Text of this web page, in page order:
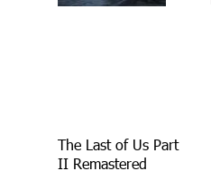
The Last of Us Part
II Remastered